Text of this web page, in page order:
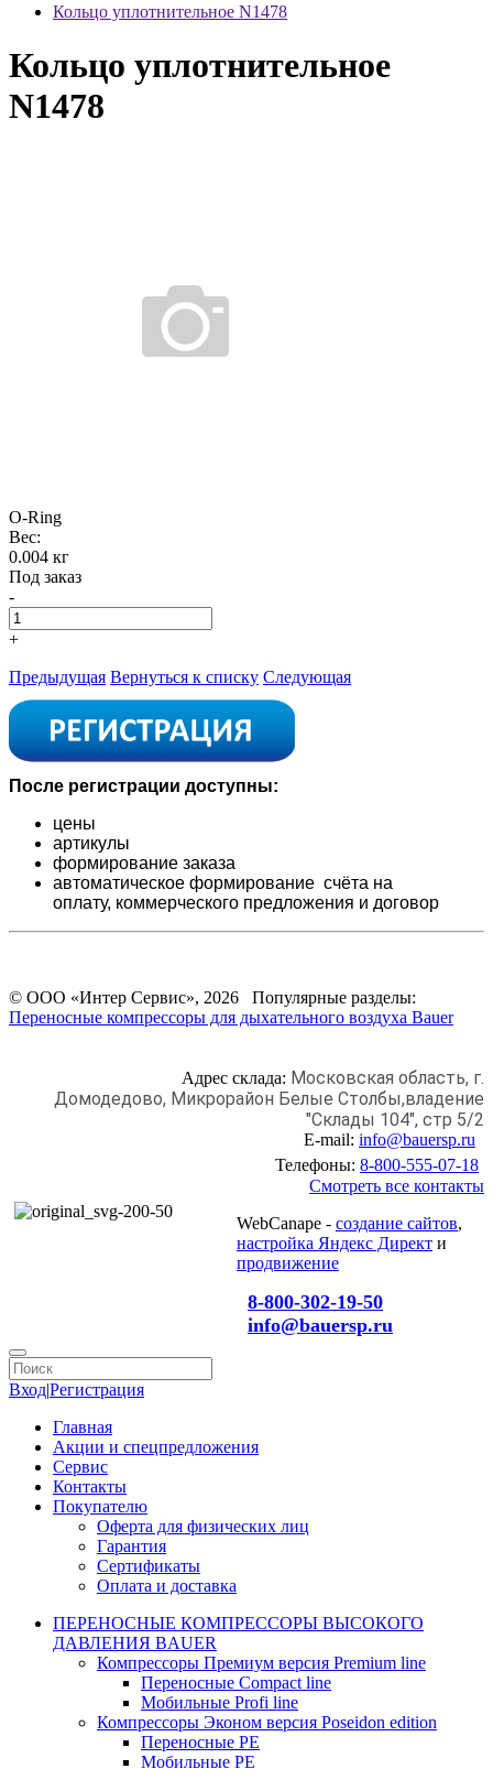
Кольцо уплотнительное N1478
Кольцо уплотнительное
N1478
O-Ring
Вес:
0.004 кг
Под заказ
-
+
Предыдущая Вернуться к списку Следующая
После регистрации доступны:
цены
артикулы
формирование заказа
автоматическое формирование счёта на
оплату, коммерческого предложения и договор
© ООО «Интер Сервис», 2026 Популярные разделы:
Переносные компрессоры для дыхательного воздуха Bauer
Адрес склада: Московская область, г.
Домодедово, Микрорайон Белые Столбы,владение
"Склады 104", стр 5/2
E-mail: info@bauersp.ru
Телефоны: 8-800-555-07-18
Смотреть все контакты
WebCanape - создание сайтов,
настройка Яндекс Директ и
продвижение
8-800-302-19-50
info@bauersp.ru
Вход|Регистрация
Главная
Акции и спецпредложения
Сервис
Контакты
Покупателю
Оферта для физических лиц
Гарантия
Сертификаты
Оплата и доставка
ПЕРЕНОСНЫЕ КОМПРЕССОРЫ ВЫСОКОГО
ДАВЛЕНИЯ BAUER
Компрессоры Премиум версия Premium line
Переносные Compact line
Мобильные Profi line
Компрессоры Эконом версия Poseidon edition
Переносные PE
Мобильные PE